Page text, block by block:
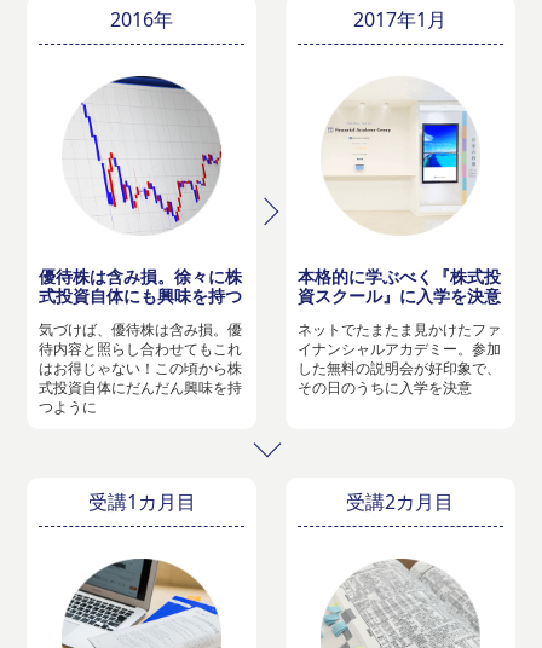
2016年
優待株は含み損。徐々に株
式投資自体にも興味を持つ
気づけば、優待株は含み損。優
待内容と照らし合わせてもこれ
はお得じゃない！この頃から株
式投資自体にだんだん興味を持
つように
2017年1月
本格的に学ぶべく『株式投
資スクール』に入学を決意
ネットでたまたま見かけたファ
イナンシャルアカデミー。参加
した無料の説明会が好印象で、
その日のうちに入学を決意
受講1カ月目 受講2カ月目